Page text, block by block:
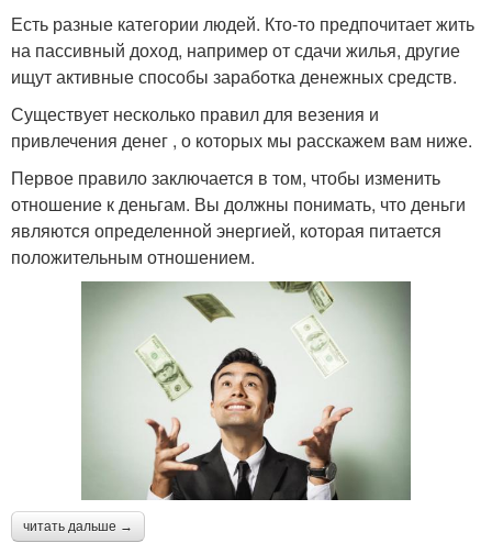
Есть разные категории людей. Кто-то предпочитает жить
на пассивный доход, например от сдачи жилья, другие
ищут активные способы заработка денежных средств.
Существует несколько правил для везения и
привлечения денег , о которых мы расскажем вам ниже.
Первое правило заключается в том, чтобы изменить
отношение к деньгам. Вы должны понимать, что деньги
являются определенной энергией, которая питается
положительным отношением.
читать дальше →